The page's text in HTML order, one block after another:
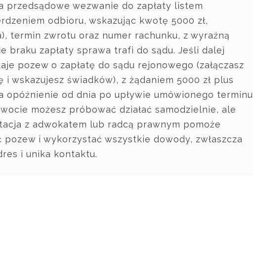
przedsądowe wezwanie do zapłaty listem
odbioru, wskazując kwotę 5000 zł,
termin zwrotu oraz numer rachunku, z wyraźną
braku zapłaty sprawa trafi do sądu. Jeśli dalej
pozew o zapłatę do sądu rejonowego (załączasz
i wskazujesz świadków), z żądaniem 5000 zł plus
opóźnienie od dnia po upływie umówionego terminu
możesz próbować działać samodzielnie, ale
z adwokatem lub radcą prawnym pomoże
pozew i wykorzystać wszystkie dowody, zwłaszcza
i unika kontaktu.